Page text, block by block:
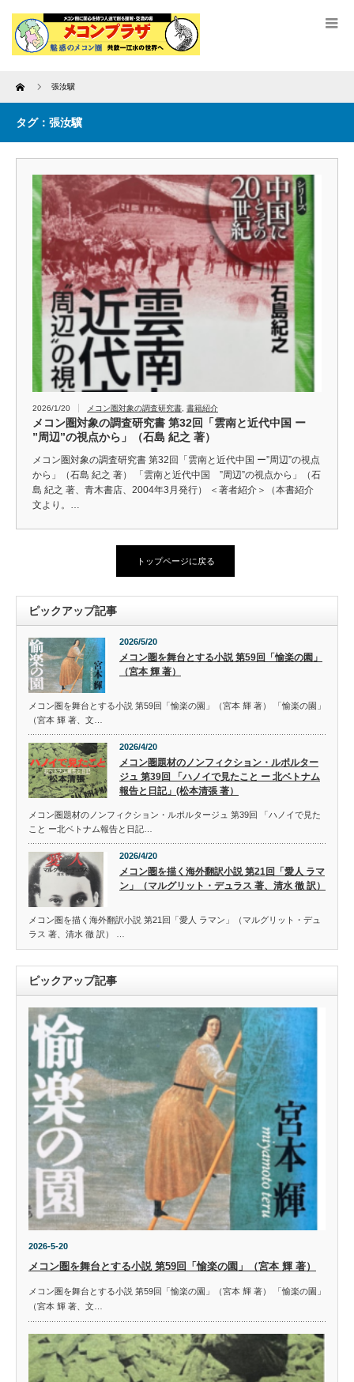
Home 張汝驥
タグ：張汝驥
2026/1/20 メコン圏対象の調査研究書 書籍紹介
メコン圏対象の調査研究書 第32回「雲南と近代中国 ー
”周辺”の視点から」（石島 紀之 著）
メコン圏対象の調査研究書 第32回「雲南と近代中国 ー”周辺”の視点
から」（石島 紀之 著） 「雲南と近代中国 ”周辺”の視点から」（石
島 紀之 著、青木書店、2004年3月発行） ＜著者紹介＞（本書紹介
文より。…
トップページに戻る
ピックアップ記事
2026/5/20
メコン圏を舞台とする小説 第59回「愉楽の園」
（宮本 輝 著）
メコン圏を舞台とする小説 第59回「愉楽の園」（宮本 輝 著） 「愉楽の園」
（宮本 輝 著、文…
2026/4/20
メコン圏題材のノンフィクション・ルポルター
ジュ 第39回 「ハノイで見たこと ー 北ベトナム
報告と日記」(松本清張 著）
メコン圏題材のノンフィクション・ルポルタージュ 第39回 「ハノイで見た
こと ー北ベトナム報告と日記…
2026/4/20
メコン圏を描く海外翻訳小説 第21回「愛人 ラマ
ン」（マルグリット・デュラス 著、清水 徹 訳）
メコン圏を描く海外翻訳小説 第21回「愛人 ラマン」（マルグリット・デュ
ラス 著、清水 徹 訳） …
ピックアップ記事
2026-5-20
メコン圏を舞台とする小説 第59回「愉楽の園」（宮本 輝 著）
メコン圏を舞台とする小説 第59回「愉楽の園」（宮本 輝 著） 「愉楽の園」
（宮本 輝 著、文…